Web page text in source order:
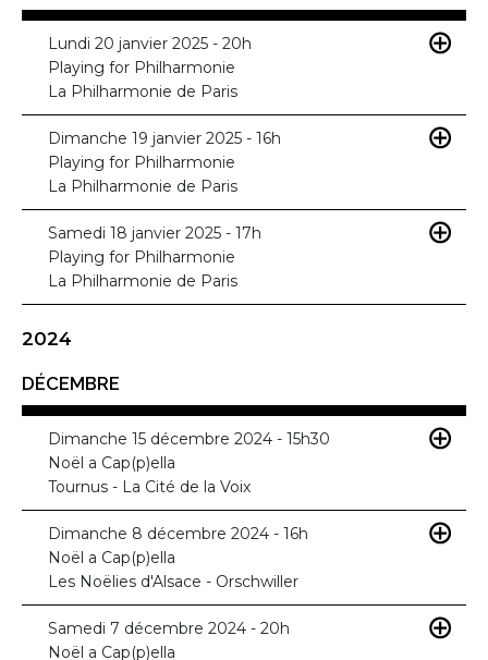
Lundi 20 janvier 2025 - 20h
Playing for Philharmonie
La Philharmonie de Paris
Dimanche 19 janvier 2025 - 16h
Playing for Philharmonie
La Philharmonie de Paris
Samedi 18 janvier 2025 - 17h
Playing for Philharmonie
La Philharmonie de Paris
2024
DÉCEMBRE
Dimanche 15 décembre 2024 - 15h30
Noël a Cap(p)ella
Tournus - La Cité de la Voix
Dimanche 8 décembre 2024 - 16h
Noël a Cap(p)ella
Les Noëlies d'Alsace - Orschwiller
Samedi 7 décembre 2024 - 20h
Noël a Cap(p)ella